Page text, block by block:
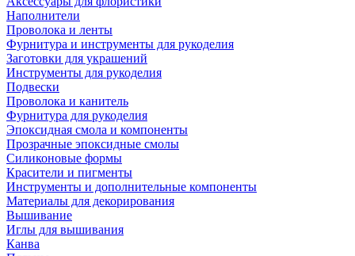
Наполнители
Проволока и ленты
Фурнитура и инструменты для рукоделия
Заготовки для украшений
Инструменты для рукоделия
Подвески
Проволока и канитель
Фурнитура для рукоделия
Эпоксидная смола и компоненты
Прозрачные эпоксидные смолы
Силиконовые формы
Красители и пигменты
Инструменты и дополнительные компоненты
Материалы для декорирования
Вышивание
Иглы для вышивания
Канва